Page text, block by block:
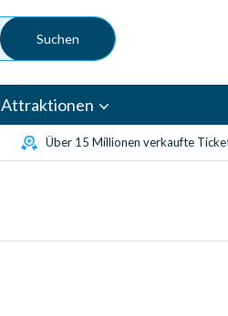
Attraktionen
Über 15 Millionen verkaufte